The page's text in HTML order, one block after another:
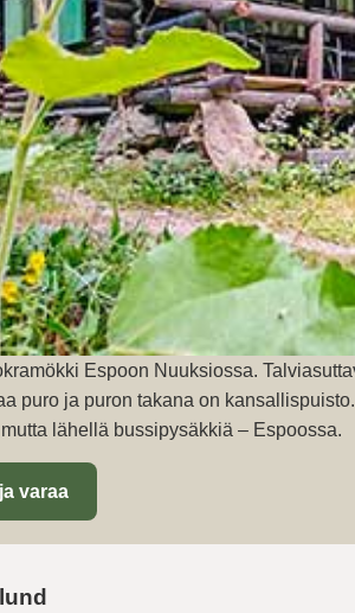
Espoon Nuuksiossa.
puro ja puron takana on
lähellä bussipysäkkiä – Espoossa.
varaa